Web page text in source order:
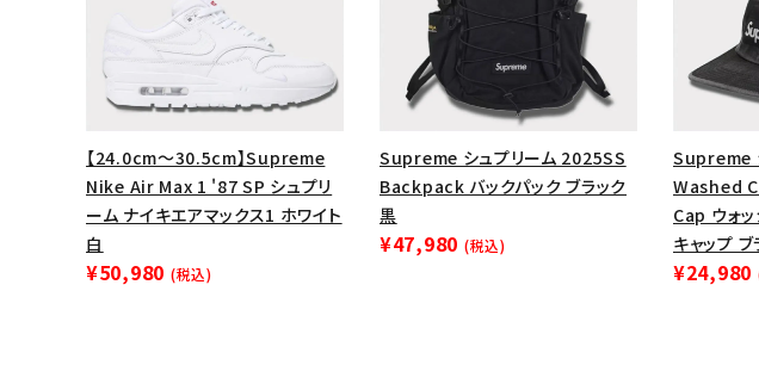
【24.0cm～30.5cm】Supreme
Nike Air Max 1 '87 SP シュプリ
ーム ナイキエアマックス1 ホワイト
白
¥50,980 (税込)
Supreme シュプリーム 2025SS
Backpack バックパック ブラック
黒
¥47,980 (税込)
Supreme
Washed
Cap ウォ
キャップ
¥24,980